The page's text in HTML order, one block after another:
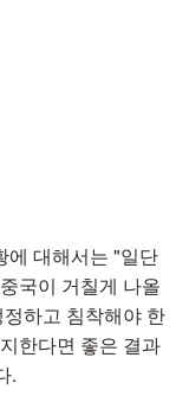
에 대해서는 "일단
국이 거칠게 나올
하고 침착해야 한
한다면 좋은 결과
.